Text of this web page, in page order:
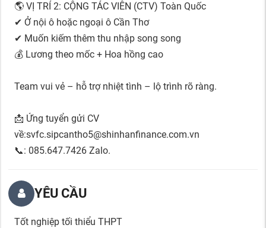
🌎 VỊ TRÍ 2: CỘNG TÁC VIÊN (CTV) Toàn Quốc
✔ Ở nội ô hoặc ngoại ô Cần Thơ
✔ Muốn kiếm thêm thu nhập song song
💰 Lương theo mốc + Hoa hồng cao
Team vui vẻ – hỗ trợ nhiệt tình – lộ trình rõ ràng.
📩 Ứng tuyển gửi CV
về:svfc.sipcantho5@shinhanfinance.com.vn
📞: 085.647.7426 Zalo.
YÊU CẦU
Tốt nghiệp tối thiểu THPT